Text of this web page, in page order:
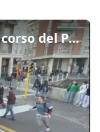
Treviso, il corteo ProPal sfila in corso del Popolo